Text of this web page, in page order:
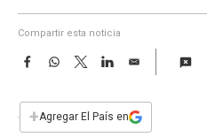
Compartir esta noticia
F
e
b
W
s
T
w
t
L
E
i
l
+Agregar El País en